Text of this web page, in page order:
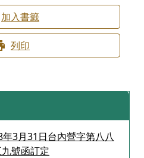
加入書籤
列印
年3月31日台內營字第八八
號函訂定